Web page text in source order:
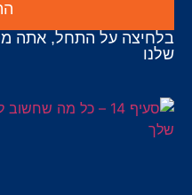
בלחיצה על התחל, אתה
שלנו